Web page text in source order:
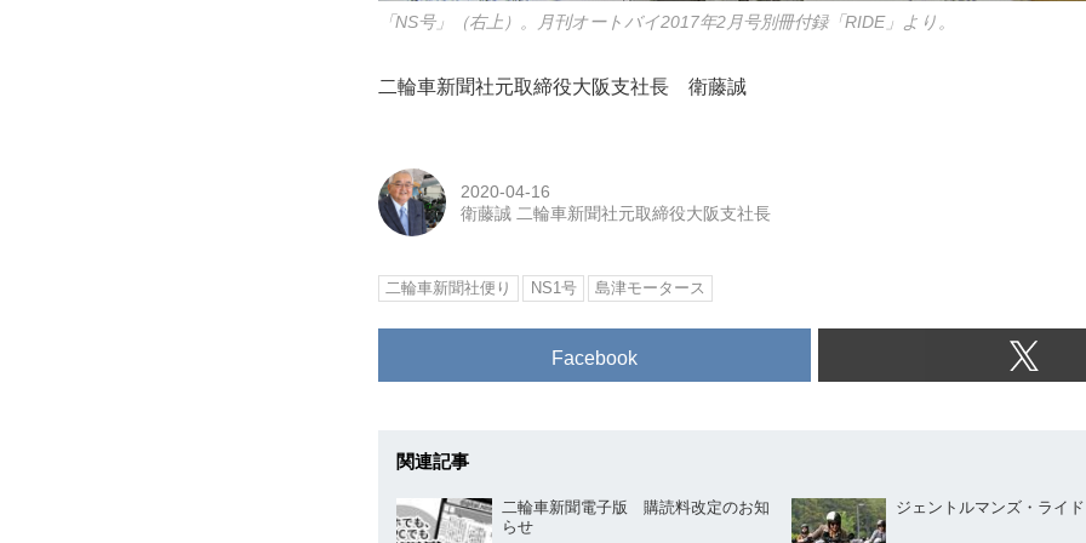
「NS号」（右上）。月刊オートバイ2017年2月号別冊付録「RIDE」より。
二輪車新聞社元取締役大阪支社長 衛藤誠
2020-04-16
衛藤誠 二輪車新聞社元取締役大阪支社長
二輪車新聞社便り NS1号 島津モータース
Facebook
関連記事
二輪車新聞電子版 購読料改定のお知
らせ
ジェントルマンズ・ライ